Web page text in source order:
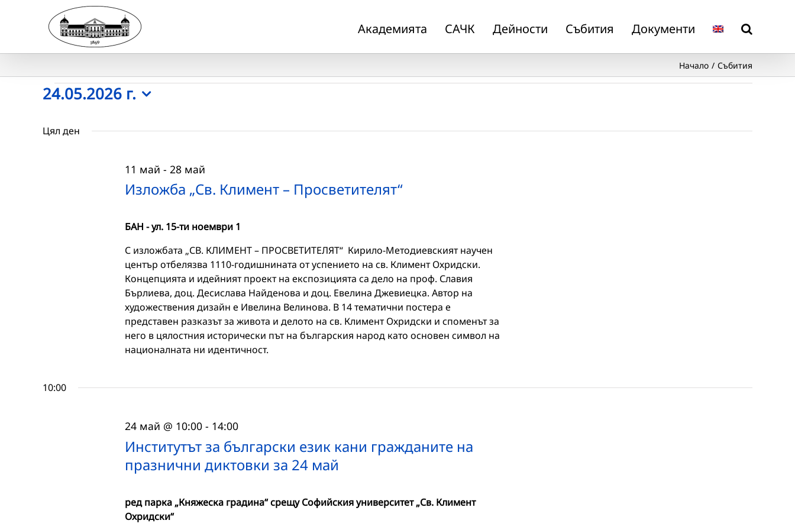
Академията САЧК Дейности Събития Документи
Начало Събития
Събития
for
24.05.2026 г.
date.
Цял ден
Изложба „Св. Климент – Просветителят“
11 май - 28 май
БАН - ул. 15-ти ноември 1
С изложбата „СВ. КЛИМЕНТ – ПРОСВЕТИТЕЛЯТ“ Кирило-Методиевският научен
център отбелязва 1110-годишнината от успението на св. Климент Охридски.
Концепцията и идейният проект на експозицията са дело на проф. Славия
Бърлиева, доц. Десислава Найденова и доц. Евелина Джевиецка. Автор на
художествения дизайн е Ивелина Велинова. В 14 тематични постера е
представен разказът за живота и делото на св. Климент Охридски и споменът за
него в цялостния исторически път на българския народ като основен символ на
националната ни идентичност.
10:00
Институтът за български език кани гражданите на
празнични диктовки за 24 май
24 май @ 10:00- 14:00
ред парка „Княжеска градина“ срещу Софийския университет „Св. Климент
Охридски“